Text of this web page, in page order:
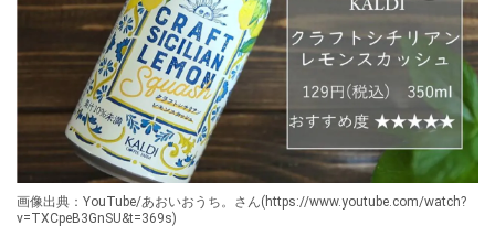
画像出典：YouTube/あおいおうち。さん(https://www.youtube.com/watch?
v=TXCpeB3GnSU&t=369s)